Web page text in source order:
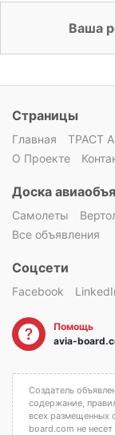
Ваша
Страницы
Главная ТРАСТ
О Проекте
Доска
Самолеты
Все объявления
Соцсети
Facebook
Помощь
avia-
Создатель
содержание,
всех размещенных
board.com не